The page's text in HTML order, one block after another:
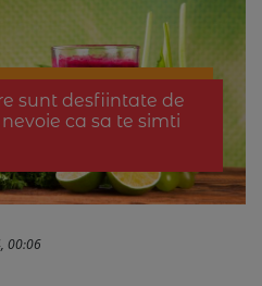
sunt desfiintate de
ca sa te simti
00:06